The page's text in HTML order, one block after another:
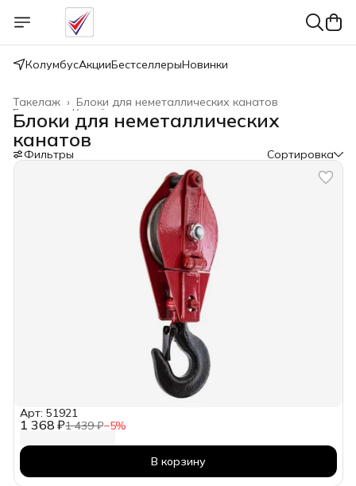
КолумбусАкцииБестселлерыНовинки
Блоки для неметаллических канатов
Такелаж ›
Крепёжные изделия
Главная
Блоки для неметаллических
канатов
Фильтры Сортировка
1 368 ₽1 439 ₽−5%
Арт: 51921
В корзину